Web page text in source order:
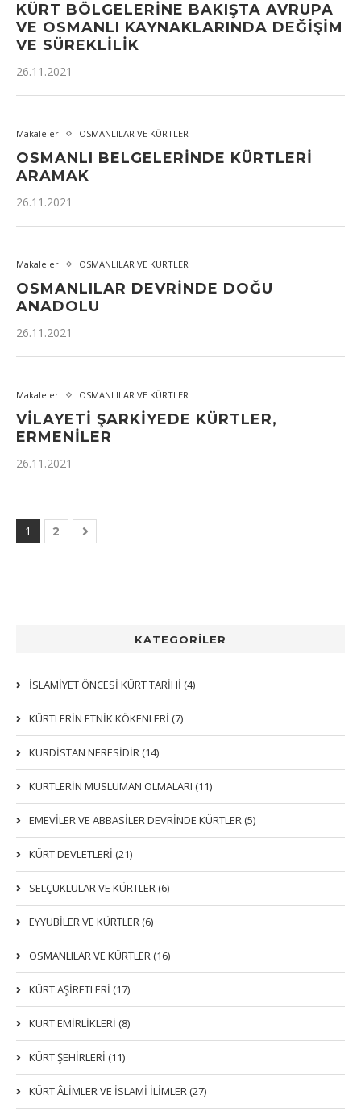
KÜRT BÖLGELERINE BAKIŞTA AVRUPA
VE OSMANLI KAYNAKLARINDA DEĞIŞIM
VE SÜREKLILIK
26.11.2021
Makaleler OSMANLILAR VE KÜRTLER
OSMANLI BELGELERINDE KÜRTLERI
ARAMAK
26.11.2021
Makaleler OSMANLILAR VE KÜRTLER
OSMANLILAR DEVRINDE DOĞU
ANADOLU
26.11.2021
Makaleler OSMANLILAR VE KÜRTLER
VILAYETI ŞARKIYEDE KÜRTLER,
ERMENILER
26.11.2021
1 2
KATEGORİLER
İSLAMİYET ÖNCESİ KÜRT TARİHİ (4)
KÜRTLERIN ETNIK KÖKENLERI (7)
KÜRDİSTAN NERESİDİR (14)
KÜRTLERİN MÜSLÜMAN OLMALARI (11)
EMEVİLER VE ABBASİLER DEVRİNDE KÜRTLER (5)
KÜRT DEVLETLERİ (21)
SELÇUKLULAR VE KÜRTLER (6)
EYYUBİLER VE KÜRTLER (6)
OSMANLILAR VE KÜRTLER (16)
KÜRT AŞİRETLERİ (17)
KÜRT EMİRLİKLERİ (8)
KÜRT ŞEHİRLERİ (11)
KÜRT ÂLİMLER VE İSLAMİ İLİMLER (27)